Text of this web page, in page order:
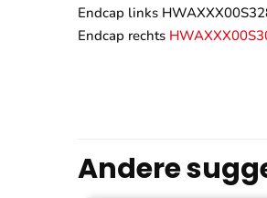
Endcap links
Endcap rechts
Andere